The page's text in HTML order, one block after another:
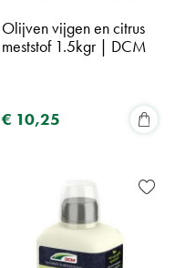
Olijven vijgen en citrus
meststof 1.5kgr | DCM
€ 10,25